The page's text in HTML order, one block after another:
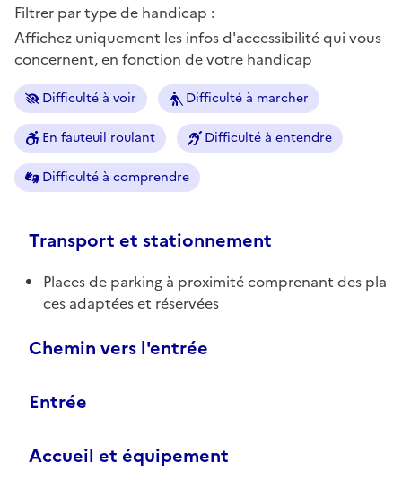
Filtrer par type de handicap :
Affichez uniquement les infos d'accessibilité qui vous
concernent, en fonction de votre handicap
Difficulté à voir Difficulté à marcher
En fauteuil roulant Difficulté à entendre
Difficulté à comprendre
Transport et stationnement
Places de parking à proximité comprenant des pla
ces adaptées et réservées
Chemin vers l'entrée
Entrée
Accueil et équipement